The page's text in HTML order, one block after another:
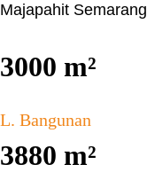
Majapahit Semarang
3000 m²
L. Bangunan
3880 m²